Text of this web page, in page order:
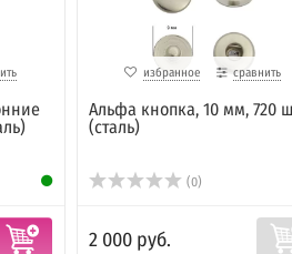
избранное сравнить
Альфа кнопка, 10 мм, 720
(сталь)
(0)
2 000 руб.